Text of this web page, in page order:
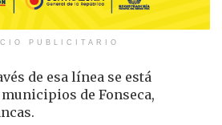
PUBLICITARIO
de esa línea se está
de Fonseca,